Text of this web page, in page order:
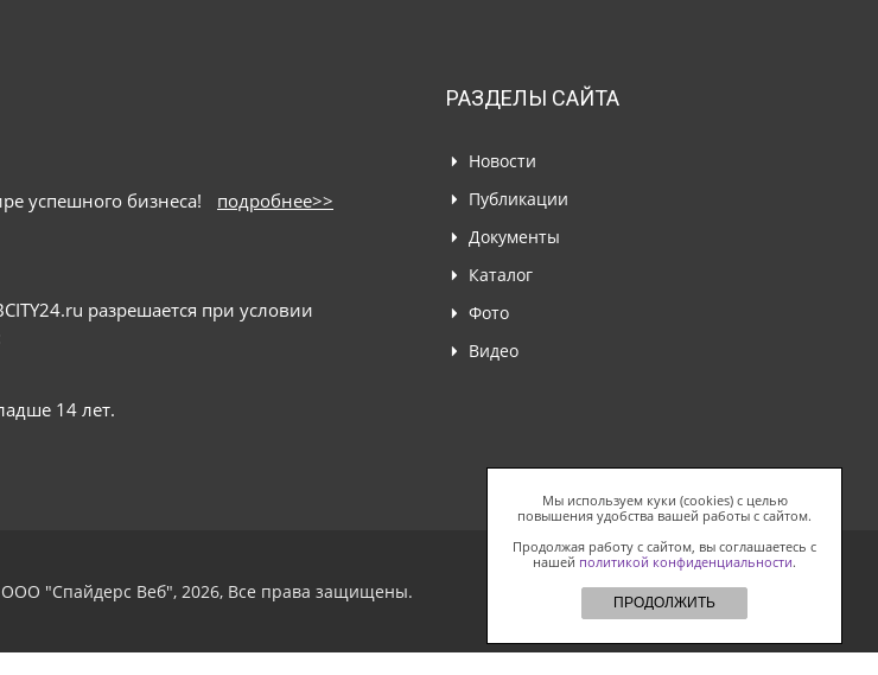
успешного бизнеса!
подробнее>>
разрешается при условии
14 лет.
РАЗДЕЛЫ САЙТА
Новости
Публикации
Документы
Каталог
Фото
Видео
ООО "Спайдерс Веб", 2026, Все права защищены.
Мы используем куки (cookies) с целью
повышения удобства вашей работы с сайтом.
Продолжая работу с сайтом, вы соглашаетесь с
нашей политикой конфиденциальности.
ПРОДОЛЖИТЬ